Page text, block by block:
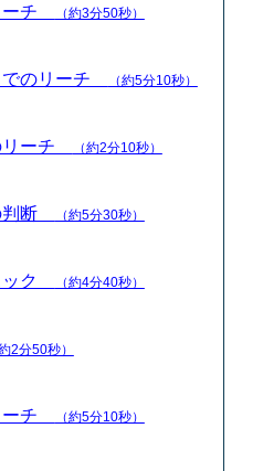
ーチ （約3分50秒）
でのリーチ （約5分10秒）
リーチ （約2分10秒）
判断 （約5分30秒）
ック （約4分40秒）
約2分50秒）
ーチ （約5分10秒）